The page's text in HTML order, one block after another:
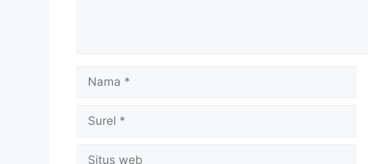
Nama
Surel
Situs